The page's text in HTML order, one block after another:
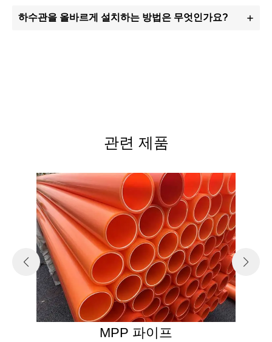
하수관을 올바르게 설치하는 방법은 무엇인가요?
관련 제품
MPP 파이프